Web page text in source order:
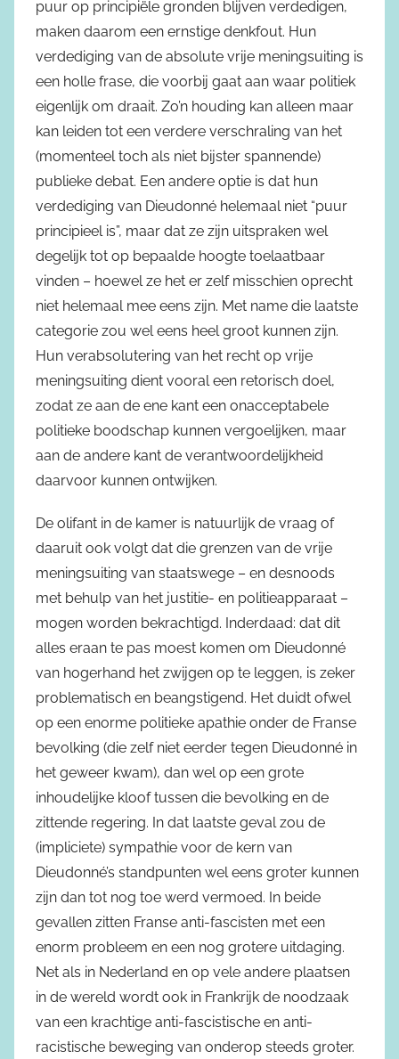
puur op principiële gronden blijven verdedigen,
maken daarom een ernstige denkfout. Hun
verdediging van de absolute vrije meningsuiting is
een holle frase, die voorbij gaat aan waar politiek
eigenlijk om draait. Zo’n houding kan alleen maar
kan leiden tot een verdere verschraling van het
(momenteel toch als niet bijster spannende)
publieke debat. Een andere optie is dat hun
verdediging van Dieudonné helemaal niet “puur
principieel is”, maar dat ze zijn uitspraken wel
degelijk tot op bepaalde hoogte toelaatbaar
vinden – hoewel ze het er zelf misschien oprecht
niet helemaal mee eens zijn. Met name die laatste
categorie zou wel eens heel groot kunnen zijn.
Hun verabsolutering van het recht op vrije
meningsuiting dient vooral een retorisch doel,
zodat ze aan de ene kant een onacceptabele
politieke boodschap kunnen vergoelijken, maar
aan de andere kant de verantwoordelijkheid
daarvoor kunnen ontwijken.
De olifant in de kamer is natuurlijk de vraag of
daaruit ook volgt dat die grenzen van de vrije
meningsuiting van staatswege – en desnoods
met behulp van het justitie- en politieapparaat –
mogen worden bekrachtigd. Inderdaad: dat dit
alles eraan te pas moest komen om Dieudonné
van hogerhand het zwijgen op te leggen, is zeker
problematisch en beangstigend. Het duidt ofwel
op een enorme politieke apathie onder de Franse
bevolking (die zelf niet eerder tegen Dieudonné in
het geweer kwam), dan wel op een grote
inhoudelijke kloof tussen die bevolking en de
zittende regering. In dat laatste geval zou de
(impliciete) sympathie voor de kern van
Dieudonné’s standpunten wel eens groter kunnen
zijn dan tot nog toe werd vermoed. In beide
gevallen zitten Franse anti-fascisten met een
enorm probleem en een nog grotere uitdaging.
Net als in Nederland en op vele andere plaatsen
in de wereld wordt ook in Frankrijk de noodzaak
van een krachtige anti-fascistische en anti-
racistische beweging van onderop steeds groter.